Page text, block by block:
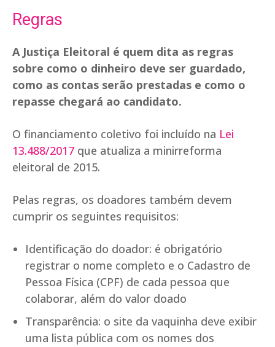
Regras
A Justiça Eleitoral é quem dita as regras
sobre como o dinheiro deve ser guardado,
como as contas serão prestadas e como o
repasse chegará ao candidato.
O financiamento coletivo foi incluído na Lei
13.488/2017 que atualiza a minirreforma
eleitoral de 2015.
Pelas regras, os doadores também devem
cumprir os seguintes requisitos:
Identificação do doador: é obrigatório
registrar o nome completo e o Cadastro de
Pessoa Física (CPF) de cada pessoa que
colaborar, além do valor doado
Transparência: o site da vaquinha deve exibir
uma lista pública com os nomes dos